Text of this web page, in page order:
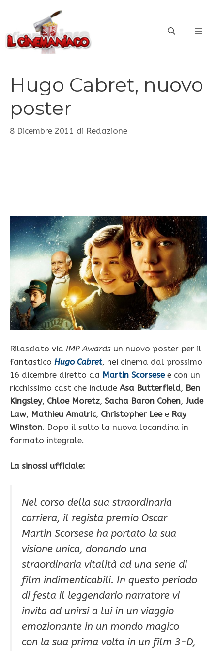
contenuto
Hugo Cabret, nuovo
poster
8 Dicembre 2011 di Redazione
Rilasciato via IMP Awards un nuovo poster per il
fantastico Hugo Cabret, nei cinema dal prossimo
16 dicembre diretto da Martin Scorsesee con un
ricchissimo cast che include Asa Butterfield, Ben
Kingsley, Chloe Moretz, Sacha Baron Cohen,Jude
Law, Mathieu Amalric, Christopher Leee Ray
Winston. Dopo il salto la nuova locandina in
formato integrale.
La sinossi ufficiale:
Nel corso della sua straordinaria
carriera, il regista premio Oscar
Martin Scorsese ha portato la sua
visione unica, donando una
straordinaria vitalità ad una serie di
film indimenticabili. In questo periodo
di festa il leggendario narratore vi
invita ad unirsi a lui in un viaggio
emozionante in un mondo magico
con la sua prima volta in un film 3-D,